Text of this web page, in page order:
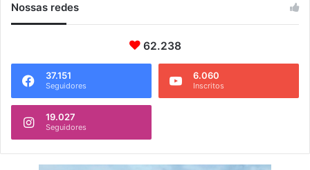
Nossas redes
62.238
37.151
Seguidores
6.060
Inscritos
19.027
Seguidores